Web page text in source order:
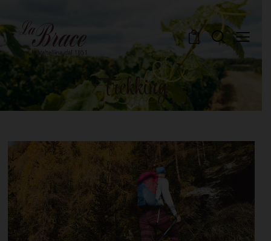
0
Trekking